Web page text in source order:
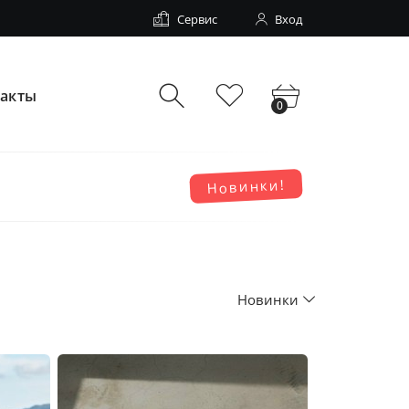
Сервис Вход
0
Новинки!
Новинки